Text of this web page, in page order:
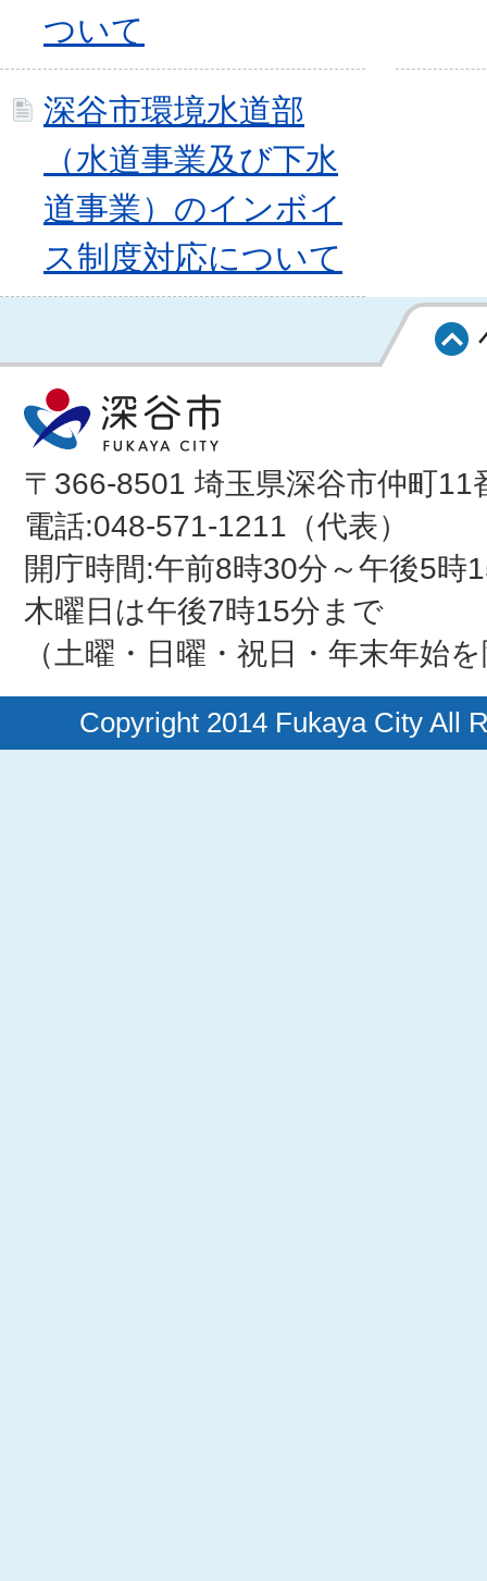
ついて
深谷市環境水道部
（水道事業及び下水
道事業）のインボイ
ス制度対応について
〒366-8501 埼玉県深谷市仲町11
電話:048-571-1211（代表）
開庁時間:午前8時30分～午後5時
木曜日は午後7時15分まで
（土曜・日曜・祝日・年末年始
Copyright 2014 Fukaya City All